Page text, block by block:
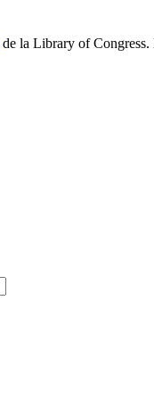
de la Library of